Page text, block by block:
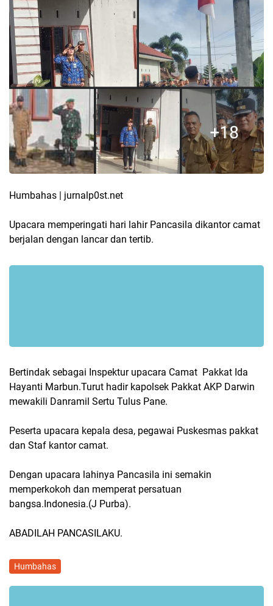
Humbahas | jurnalp0st.net
Upacara memperingati hari lahir Pancasila dikantor camat
berjalan dengan lancar dan tertib.
Bertindak sebagai Inspektur upacara Camat Pakkat Ida
Hayanti Marbun.Turut hadir kapolsek Pakkat AKP Darwin
mewakili Danramil Sertu Tulus Pane.
Peserta upacara kepala desa, pegawai Puskesmas pakkat
dan Staf kantor camat.
Dengan upacara lahinya Pancasila ini semakin
memperkokoh dan memperat persatuan
bangsa.Indonesia.(J Purba).
ABADILAH PANCASILAKU.
Humbahas